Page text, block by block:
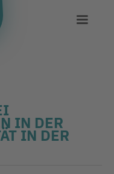
IN DER
IN DER